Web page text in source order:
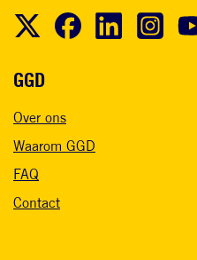
Voet
GGD
Over ons
Waarom GGD
FAQ
Contact